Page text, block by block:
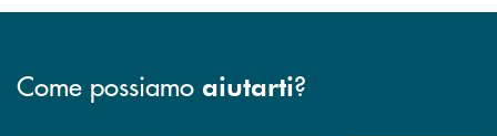
Come possiamo aiutarti?